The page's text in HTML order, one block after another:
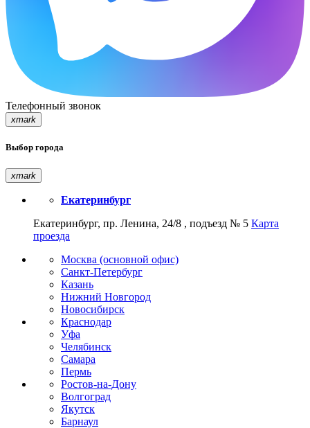
Телефонный звонок
xmark
Выбор города
xmark
Екатеринбург
Екатеринбург, пр. Ленина, 24/8 , подъезд № 5 Карта
проезда
Москва (основной офис)
Санкт-Петербург
Казань
Нижний Новгород
Новосибирск
Краснодар
Уфа
Челябинск
Самара
Пермь
Ростов-на-Дону
Волгоград
Якутск
Барнаул